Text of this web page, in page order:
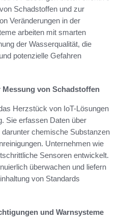
Schadstoffen und zur
Veränderungen in der
arbeiten mit smarten
der Wasserqualität, die
potenzielle Gefahren
von Schadstoffen
Herzstück von IoT-Lösungen
Sie erfassen Daten über
chemische Substanzen
Unternehmen wie
Sensoren entwickelt.
überwachen und liefern
von Standards
und Warnsysteme